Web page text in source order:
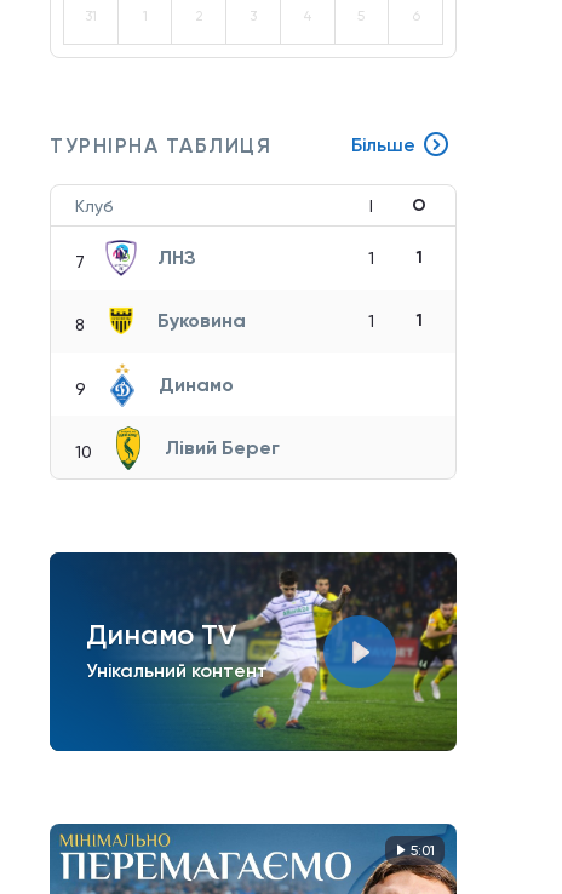
31 1 2 3 4 5 6
ТУРНІРНА ТАБЛИЦЯ Більше
Клуб І О
7 ЛНЗ 1 1
8 Буковина 1 1
9 Динамо
10 Лівий Берег
Динамо TV
Унікальний контент
5:01